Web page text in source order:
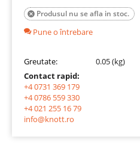
Produsul nu se afla in stoc.

Pune o întrebare
Greutate:
0.05 (kg)
Contact rapid:
+4 0731 369 179
+4 0786 559 330
+4 021 255 16 79
info@knott.ro